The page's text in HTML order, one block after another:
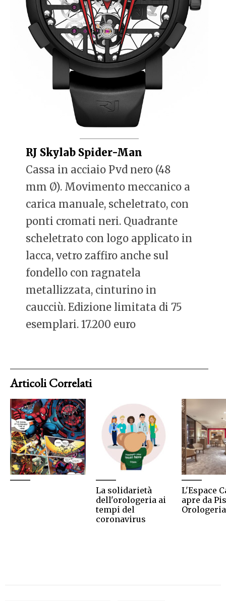
RJ Skylab Spider-Man
Cassa in acciaio Pvd nero (48
mm Ø). Movimento meccanico a
carica manuale, scheletrato, con
ponti cromati neri. Quadrante
scheletrato con logo applicato in
lacca, vetro zaffiro anche sul
fondello con ragnatela
metallizzata, cinturino in
caucciù. Edizione limitata di 75
esemplari. 17.200 euro
Articoli Correlati
La solidarietà
dell'orologeria ai
tempi del
coronavirus
L'Espace
apre da
Orologeria